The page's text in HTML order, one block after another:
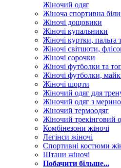
Жіночий одяг
Жіноча спортивна
Жіночі дощовики
Жіночі купальники
Жіночі куртки, пальта
Жіночі світшоти,
Жіночі сорочки
Жіночі футболки та
Жіночі футболки,
Жіночі шорти
Жіночий одяг для
Жіночий одяг з
Жіночий термоодяг
Жіночий трекінговий
Комбінезони жіночі
Легінси жіночі
Спортивні костюми
Штани жіночі
Побачити більше...